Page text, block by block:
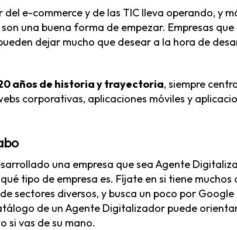
e-commerce y de las TIC lleva operando, y
una buena forma de empezar. Empresas que
dejar mucho que desear a la hora de
años de historia y trayectoria, siempre
corporativas, aplicaciones móviles y
una empresa que sea Agente
tipo de empresa es. Fíjate en si tiene muchos
sectores diversos, y busca un poco por Google
de un Agente Digitalizador puede
si vas de su mano.